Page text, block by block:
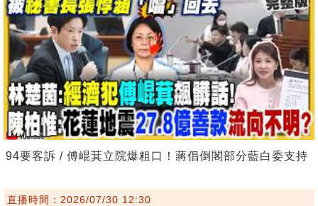
94要客訴 / 傅崐萁立院爆粗口！蔣倡倒閣部分藍白委支持
直播時間：2026/07/30 12:30